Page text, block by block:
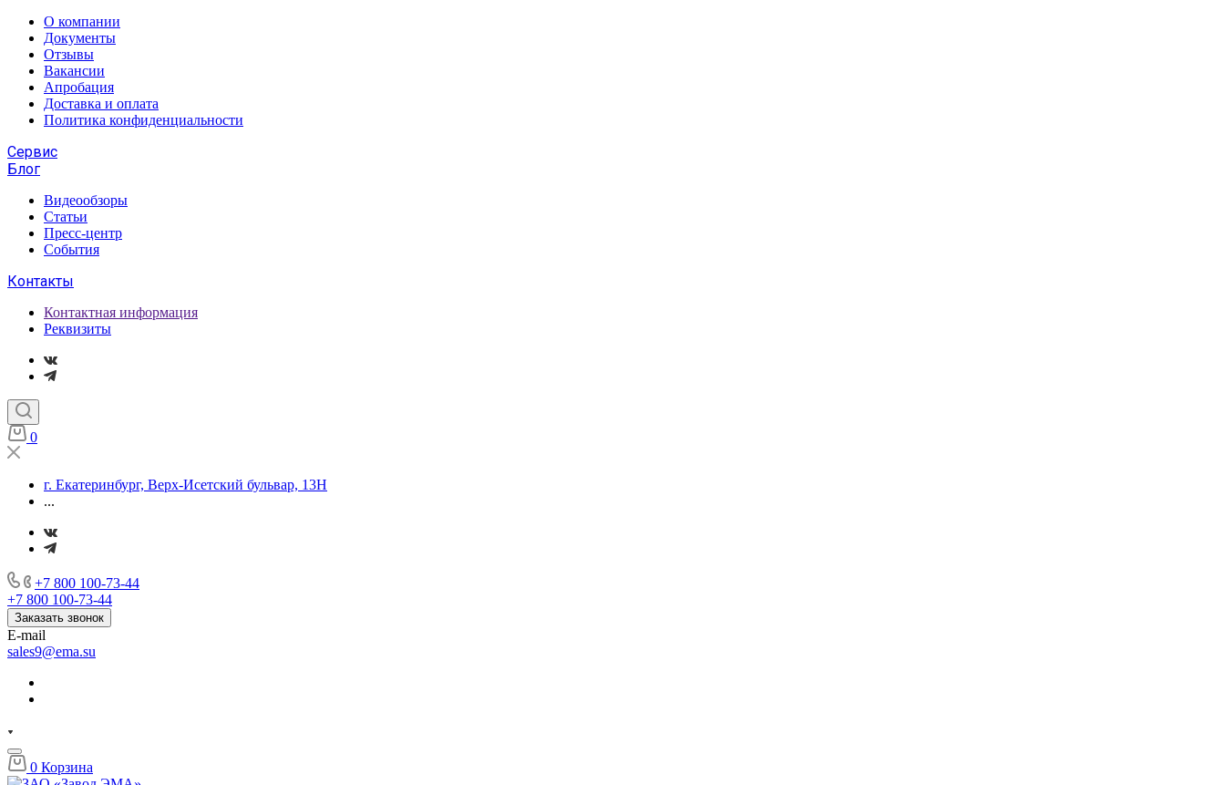
О компании
Документы
Отзывы
Вакансии
Апробация
Доставка и оплата
Политика конфиденциальности
Сервис
Блог
Видеообзоры
Статьи
Пресс-центр
События
Контакты
Контактная информация
Реквизиты
0
г. Екатеринбург, Верх-Исетский бульвар, 13Н
...
+7 800 100-73-44
+7 800 100-73-44
Заказать звонок
E-mail
sales9@ema.su
0 Корзина